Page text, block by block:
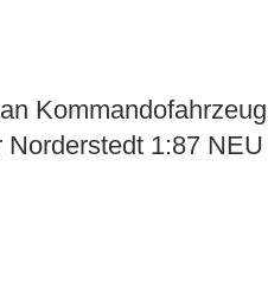
Kommandofahrzeug
1:87 NEU